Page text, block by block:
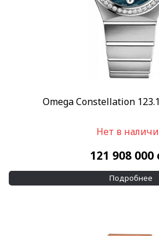
Omega Constellation
Нет в
121 908 000
Подробнее